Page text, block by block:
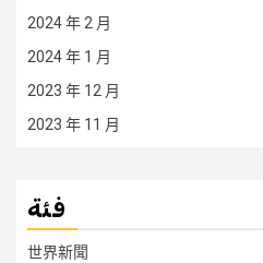
2024 年 2 月
2024 年 1 月
2023 年 12 月
2023 年 11 月
فئة
世界新聞